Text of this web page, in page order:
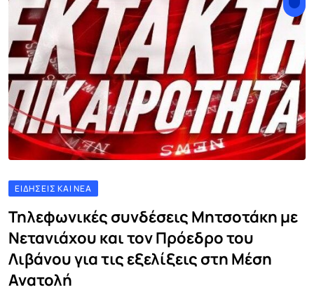
ΕΙΔΉΣΕΙΣ ΚΑΙ ΝΈΑ
Τηλεφωνικές συνδέσεις Μητσοτάκη με
Νετανιάχου και τον Πρόεδρο του
Λιβάνου για τις εξελίξεις στη Μέση
Ανατολή